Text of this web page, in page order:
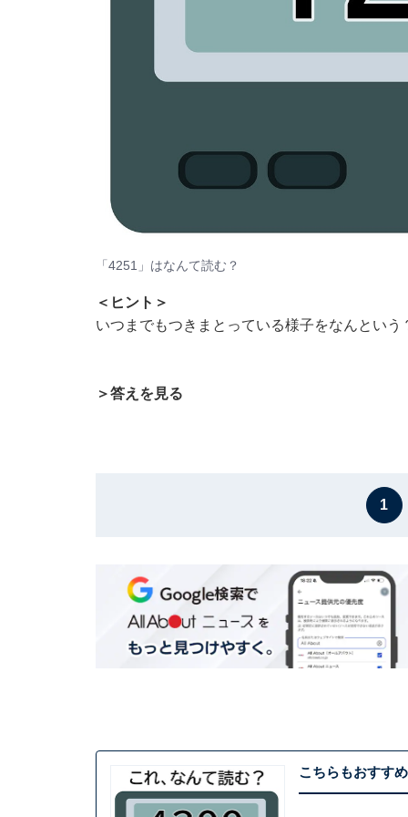
「4251」はなんて読む？
＜ヒント＞
いつまでもつきまとっている様子をなんという
＞答えを見る
1
こちらもおすすめ